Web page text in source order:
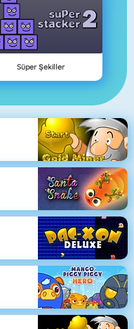
Süper Şekiller